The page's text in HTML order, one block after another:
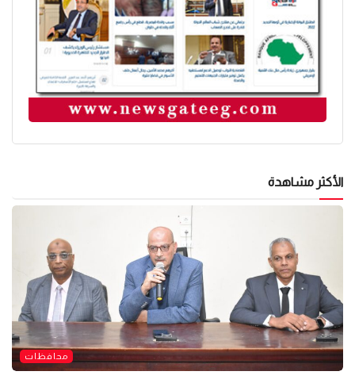
الأكثر مشاهدة
محافظات